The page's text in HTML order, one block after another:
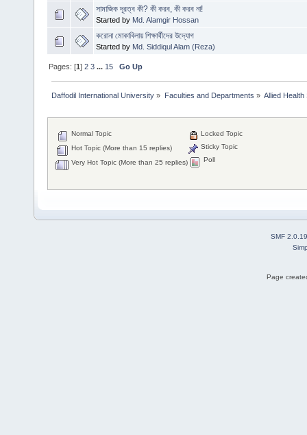
সামাজিক দূরত্ব কী? কী করব, কী করব না!
Started by Md. Alamgir Hossan
করোনা মোকাবিলায় শিক্ষার্থীদের উদ্যোগ
Started by Md. Siddiqul Alam (Reza)
Pages: [1]2 3 ... 15 Go Up
Daffodil International University » Faculties and Departments » Allied Health
Normal Topic
Hot Topic (More than 15 replies)
Very Hot Topic (More than 25 replies)
Locked Topic
Sticky Topic
Poll
SMF 2.0.19
Page